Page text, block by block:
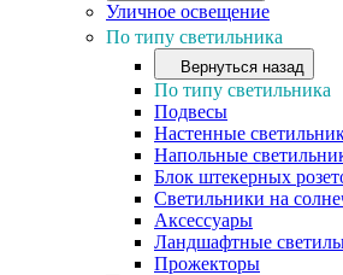
Уличное освещение
По типу светильника
Вернуться назад
По типу светильника
Подвесы
Настенные
Напольные
Блок штекерных
Светильники на
Аксессуары
Ландшафтные
Прожекторы